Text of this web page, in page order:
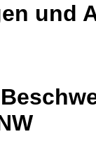
und